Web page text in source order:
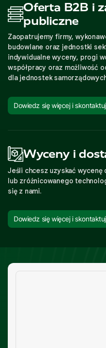
Oferta B2B i
publiczne
Zaopatrujemy firmy,
budowlane oraz jednostki
indywidualne wyceny, progi
współpracy oraz możliwość
dla jednostek
Dowiedz się więcej i
Wyceny i
Jeśli chcesz uzyskać
lub zróżnicowanego
się z nami.
Dowiedz się więcej i